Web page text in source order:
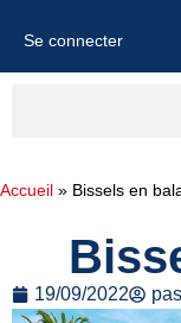
Se connecter
Accueil » Bissels en
19/09/2022